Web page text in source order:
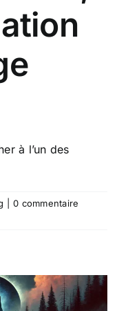
à l’un des
0 commentaire